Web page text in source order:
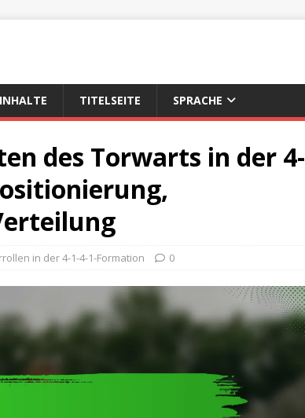
TITELSEITE SPRACHE
des Torwarts in der 4-
in der 4-1-4-1-Formation 0